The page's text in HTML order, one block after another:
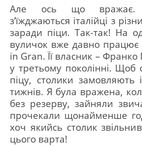
Але ось що вражає.
з’їжджаються італійці з
заради піци. Так-так! На
вуличок вже давно працює
in Gran. Її власник –
у третьому поколінні. Щоб
піцу, столики замовляють
тижнів. Я була вражена,
без резерву, зайняли
прочекали щонайменше
хоч якийсь столик
цього варта!